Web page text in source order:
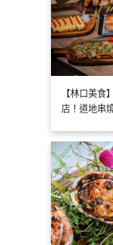
【林口美食
店！道地串